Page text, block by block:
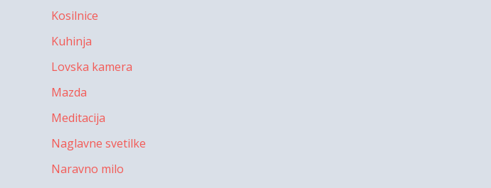
Kosilnice
Kuhinja
Lovska kamera
Mazda
Meditacija
Naglavne svetilke
Naravno milo